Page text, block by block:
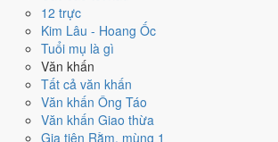
12 trực
Kim Lâu - Hoang Ốc
Tuổi mụ là gì
Văn khấn
Tất cả văn khấn
Văn khấn Ông Táo
Văn khấn Giao thừa
Gia tiên Rằm, mùng 1
Cách tính ngày tốt
Khai trương - mở cửa hàng
Trung bình
Khai trương - mở cửa hàng hôm nay ở
Cách tính ngày tốt
Ký hợp đồng - giao ước